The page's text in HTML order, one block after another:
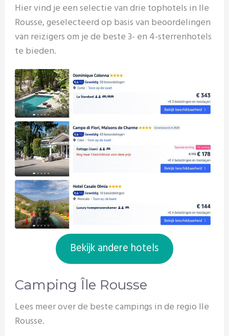
Hier vind je een selectie van drie tophotels in Ile
Rousse, geselecteerd op basis van beoordelingen
van reizigers om je de beste 3- en 4-sterrenhotels
te bieden.
Bekijk andere hotels
Camping Île Rousse
Lees meer over de beste campings in de regio Ile
Rousse.